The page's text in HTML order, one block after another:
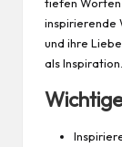
tiefen Worten
inspirierende
und ihre
als Inspiration.